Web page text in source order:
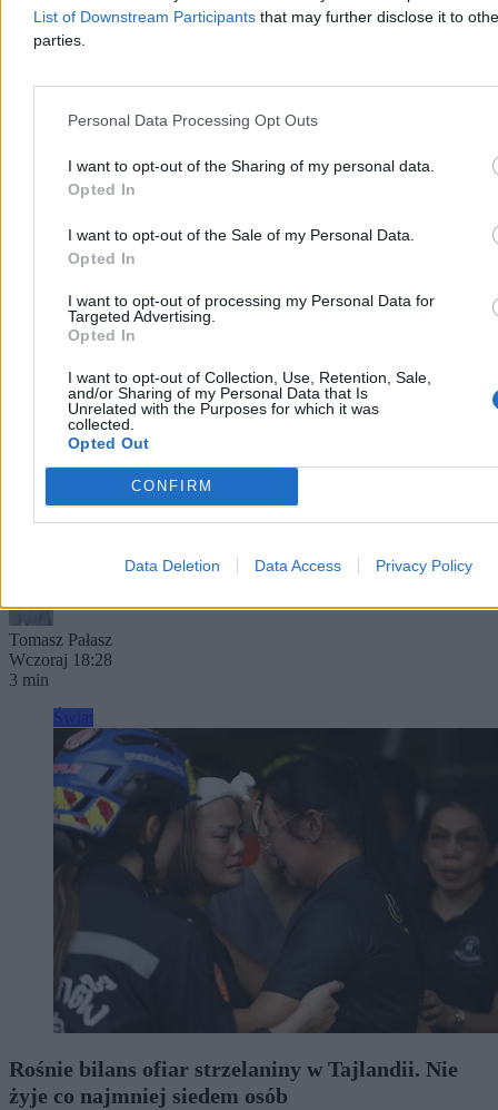
List of Downstream Participants that may further disclose it to
parties.
Personal Data Processing Opt Outs
I want to opt-out of the Sharing of my personal data.
Opted In
I want to opt-out of the Sale of my Personal Data.
Opted In
I want to opt-out of processing my Personal Data for
Targeted Advertising.
Opted In
I want to opt-out of Collection, Use, Retention, Sale,
and/or Sharing of my Personal Data that Is
Unrelated with the Purposes for which it was
collected.
Opted Out
CONFIRM
Data Deletion Data Access Privacy Policy
Moskwa atakuje Nawrockiego. „Gdański
muzealnik”
Rzeczniczka rosyjskiego Ministerstwa Spraw Zagranicznych Marija
Zacharowa opublikowała wpis w całości poświęcony Karolowi
Nawrockiemu. Propagandystka odniosła się do słów prezydenta RP
nazwała „gdańskim muzealnikiem”.
Tomasz Pałasz
Wczoraj 18:28
3 min
Rośnie bilans ofiar strzelaniny w Tajlandii. Nie
żyje co najmniej siedem osób